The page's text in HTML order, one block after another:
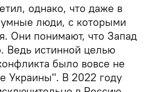
однако, что даже в
люди, с которыми
Они понимают, что Запад
Ведь истинной целью
было вовсе не
Украины". В 2022 году